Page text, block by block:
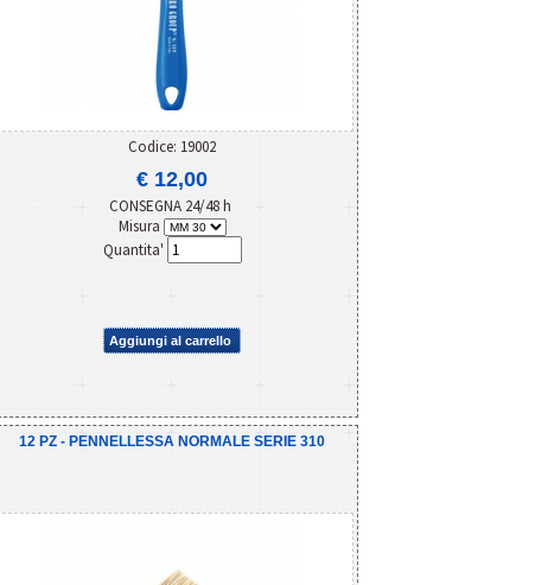
Codice: 19002
€ 12,00
CONSEGNA 24/48 h
Misura
Quantita'
Aggiungi al carrello
12 PZ - PENNELLESSA NORMALE SERIE 310